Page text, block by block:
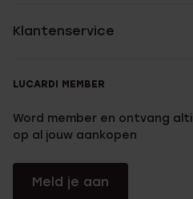
Klantenservice
LUCARDI MEMBER
Word member en ontvang
op al jouw aankopen
Meld je aan